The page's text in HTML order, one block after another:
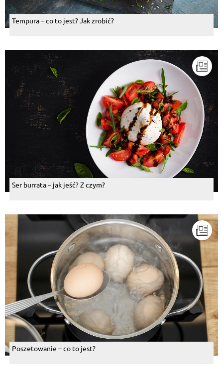
Tempura – co to jest? Jak zrobić?
Ser burrata – jak jeść? Z czym?
Poszetowanie – co to jest?